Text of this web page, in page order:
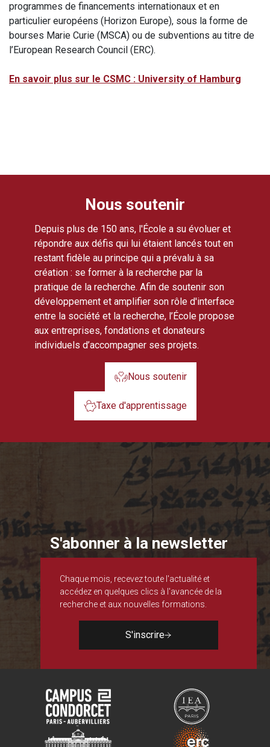
programmes de financements internationaux et en
particulier européens (Horizon Europe), sous la forme de
bourses Marie Curie (MSCA) ou de subventions au titre de
l’European Research Council (ERC).
En savoir plus sur le CSMC : University of Hamburg
Nous soutenir
Depuis plus de 150 ans, l'École a su évoluer et
répondre aux défis qui lui étaient lancés tout en
restant fidèle au principe qui a prévalu à sa
création : se former à la recherche par la
pratique de la recherche. Afin de soutenir son
développement et amplifier son rôle d'interface
entre la société et la recherche, l’École propose
aux entreprises, fondations et donateurs
individuels d’accompagner ses projets.
Nous soutenir
Taxe d'apprentissage
S'abonner à la newsletter
Chaque mois, recevez toute l'actualité et
accédez en quelques clics à l'avancée de la
recherche et aux nouvelles formations.
S'inscrire